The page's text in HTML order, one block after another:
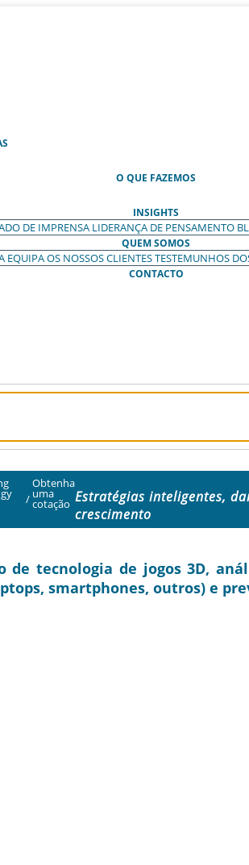
O QUE FAZEMOS
INSIGHTS
DE IMPRENSA LIDERANÇA DE PENSAMENTO
QUEM SOMOS
EQUIPAOS NOSSOS CLIENTESTESTEMUNHOS
CONTACTO
/
Obtenha
uma
cotação Estratégias inteligentes,
crescimento
de tecnologia de jogos 3D,
smartphones, outros) e